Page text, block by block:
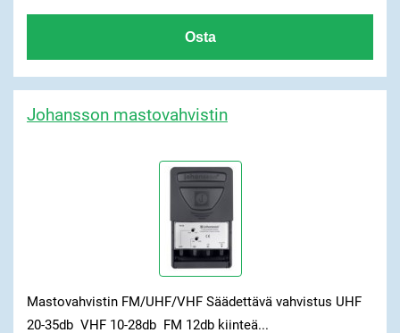
Johansson mastovahvistin
Mastovahvistin FM/UHF/VHF Säädettävä vahvistus UHF
20-35db VHF 10-28db FM 12db kiinteä...